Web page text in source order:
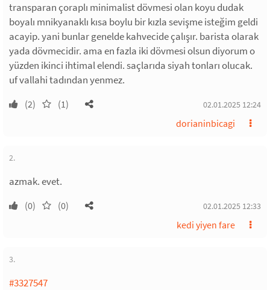
transparan çoraplı minimalist dövmesi olan koyu dudak
boyalı mnikyanaklı kısa boylu bir kızla sevişme isteğim geldi
acayip. yani bunlar genelde kahvecide çalışır. barista olarak
yada dövmecidir. ama en fazla iki dövmesi olsun diyorum o
yüzden ikinci ihtimal elendi. saçlarıda siyah tonları olucak.
uf vallahi tadından yenmez.
(2) (1) 02.01.2025 12:24
dorianinbicagi
2.
azmak. evet.
(0) (0) 02.01.2025 12:33
kedi yiyen fare
3.
#3327547